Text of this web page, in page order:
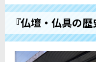
『仏壇・仏具の